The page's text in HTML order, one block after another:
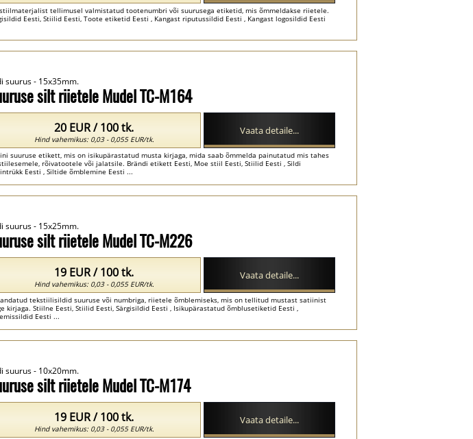
tellimusel valmistatud tootenumbri või suurusega etiketid, mis õmmeldakse riietele.
Eesti, Stiilid Eesti, Toote etiketid Eesti , Kangast riputussildid Eesti , Kangast logosildid Eesti
silt riietele Mudel TC-M164
suurus - 15x35mm.
suuruse etikett, mis on isikupärastatud musta kirjaga, mida saab õmmelda painutatud mis tahes
rõivatootele või jalatsile. Brändi etikett Eesti, Moe stiil Eesti, Stiilid Eesti , Sildi
Eesti , Siltide õmblemine Eesti ...
20 EUR / 100 tk.
Hind vahemikus: 0,03 - 0,055 EUR/tk.
Vaata detaile...
silt riietele Mudel TC-M226
suurus - 15x25mm.
tekstiilisildid suuruse või numbriga, riietele õmblemiseks, mis on tellitud mustast satiinist
kirjaga. Stiilne Eesti, Stiilid Eesti, Särgisildid Eesti , Isikupärastatud õmblusetiketid Eesti ,
Eesti ...
19 EUR / 100 tk.
Hind vahemikus: 0,03 - 0,055 EUR/tk.
Vaata detaile...
silt riietele Mudel TC-M174
suurus - 10x20mm.
19 EUR / 100 tk.
Hind vahemikus: 0,03 - 0,055 EUR/tk.
Vaata detaile...